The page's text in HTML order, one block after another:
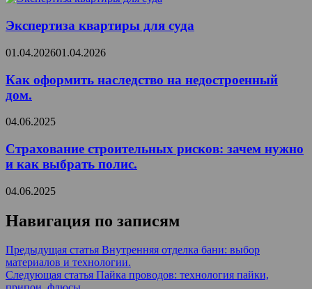
Экспертиза квартиры для суда
01.04.202601.04.2026
Как оформить наследство на недостроенный
дом.
04.06.2025
Страхование строительных рисков: зачем нужно
и как выбрать полис.
04.06.2025
Навигация по записям
Предыдущая статья Внутренняя отделка бани: выбор
материалов и технологии.
Следующая статья Пайка проводов: технология пайки,